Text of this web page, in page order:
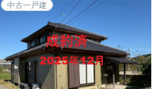
中古一戸建